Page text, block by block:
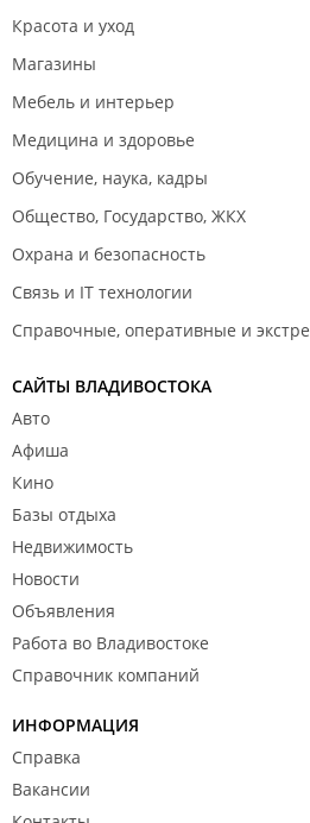
Красота и уход
Магазины
Мебель и интерьер
Медицина и здоровье
Обучение, наука, кадры
Общество, Государство, ЖКХ
Охрана и безопасность
Связь и IT технологии
Справочные, оперативные и
САЙТЫ ВЛАДИВОСТОКА
Авто
Афиша
Кино
Базы отдыха
Недвижимость
Новости
Объявления
Работа во Владивостоке
Справочник компаний
ИНФОРМАЦИЯ
Справка
Вакансии